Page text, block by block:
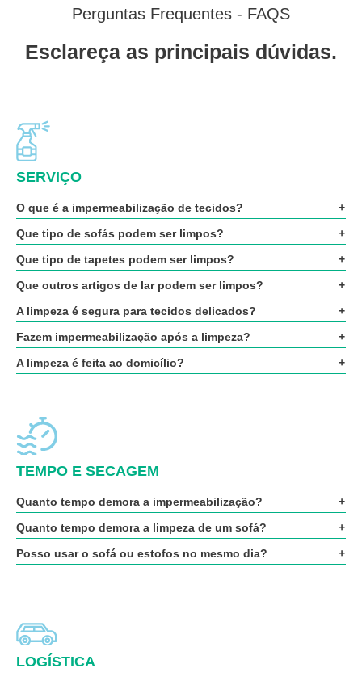
Perguntas Frequentes - FAQS
Esclareça as principais dúvidas.
SERVIÇO
O que é a impermeabilização de tecidos?
Que tipo de sofás podem ser limpos?
Que tipo de tapetes podem ser limpos?
Que outros artigos de lar podem ser limpos?
A limpeza é segura para tecidos delicados?
Fazem impermeabilização após a limpeza?
A limpeza é feita ao domicílio?
TEMPO E SECAGEM
Quanto tempo demora a impermeabilização?
Quanto tempo demora a limpeza de um sofá?
Posso usar o sofá ou estofos no mesmo dia?
LOGÍSTICA